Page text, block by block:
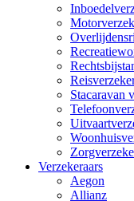
Stacaravan
Verzekeraars
Aegon
Allianz